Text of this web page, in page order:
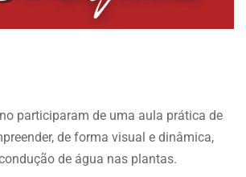
participaram de uma aula prática de
de forma visual e dinâmica,
de água nas plantas.